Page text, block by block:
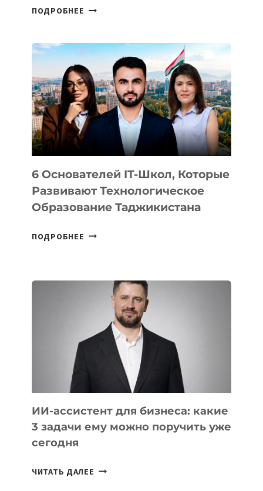
ПОДРОБНЕЕ СТАЛИ
ВНЕШНЕГО
ВИДА
НОВОГО
УСТРОЙСТВА
ОТ
OPENAI
6 Основателей IT-Школ, Которые
Развивают Технологическое
Образование Таджикистана
ПОДРОБНЕЕ 6
КОТОРЫЕ
РАЗВИВАЮТ
ТЕХНОЛОГИЧЕСКОЕ
ОБРАЗОВАНИЕ
ТАДЖИКИСТАНА
ИИ-ассистент для бизнеса: какие
3 задачи ему можно поручить уже
сегодня
ЧИТАТЬ ДАЛЕЕ ИИ-